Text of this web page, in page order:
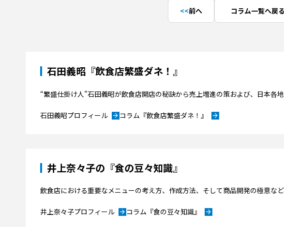
前へ コラム一覧へ戻る
石田義昭『飲食店繁盛ダネ！』
“繁盛仕掛け人”石田義昭が飲食店開店の秘訣から売上増進の策および、日本各
石田義昭プロフィール arrow_forward コラム『飲食店繁盛ダネ！』 arrow_forward
井上奈々子の『食の豆々知識』
飲食店における重要なメニューの考え方、作成方法、そして商品開発の極意な
井上奈々子プロフィール arrow_forward コラム『食の豆々知識』 arrow_forward